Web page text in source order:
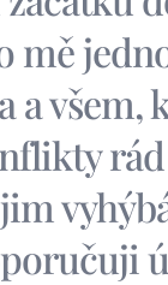
mě
a všem,